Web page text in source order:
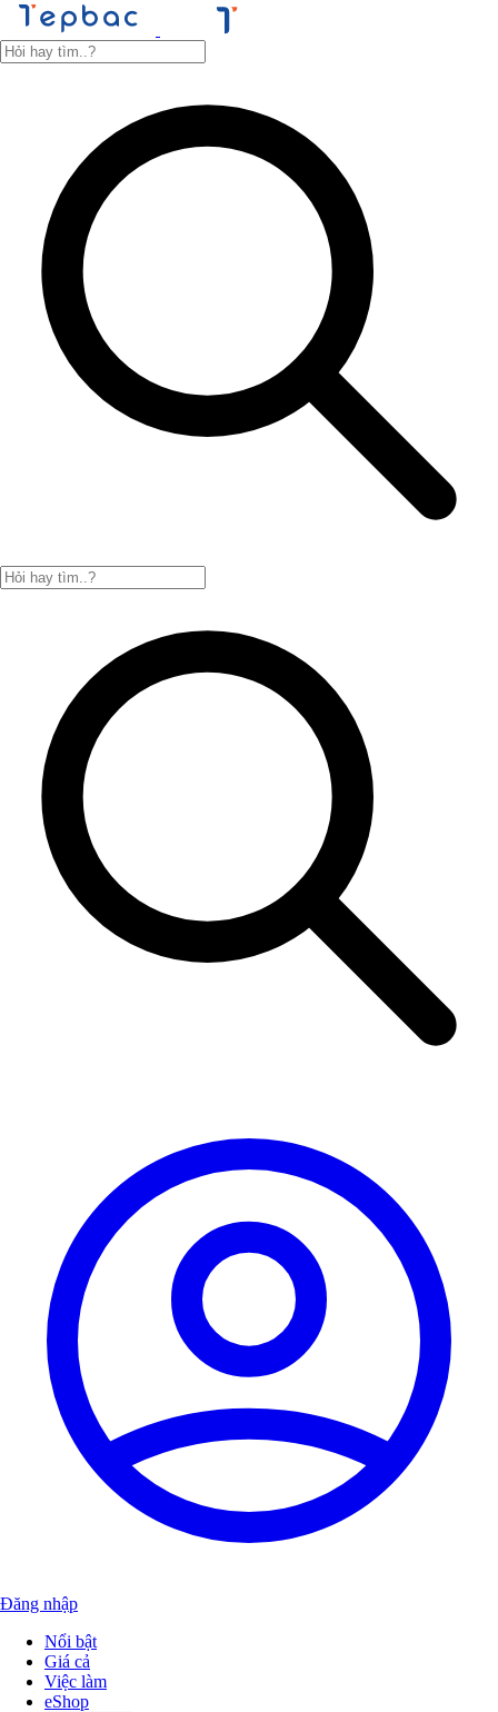
Đăng nhập
Nổi bật
Giá cả
Việc làm
eShop